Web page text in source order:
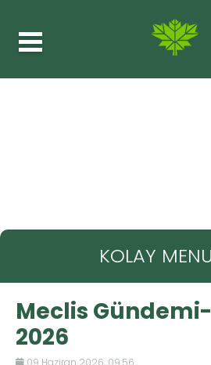
KOLAY MENU
Meclis
2026
09 Haziran 2026, 09:56